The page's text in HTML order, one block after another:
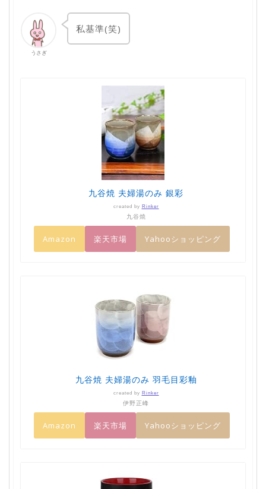
うさぎ
私基準(笑)
九谷焼 夫婦湯のみ 銀彩
created by Rinker
九谷焼
Amazon 楽天市場 Yahooショッピング
九谷焼 夫婦湯のみ 羽毛目彩釉
created by Rinker
伊野正峰
Amazon 楽天市場 Yahooショッピング